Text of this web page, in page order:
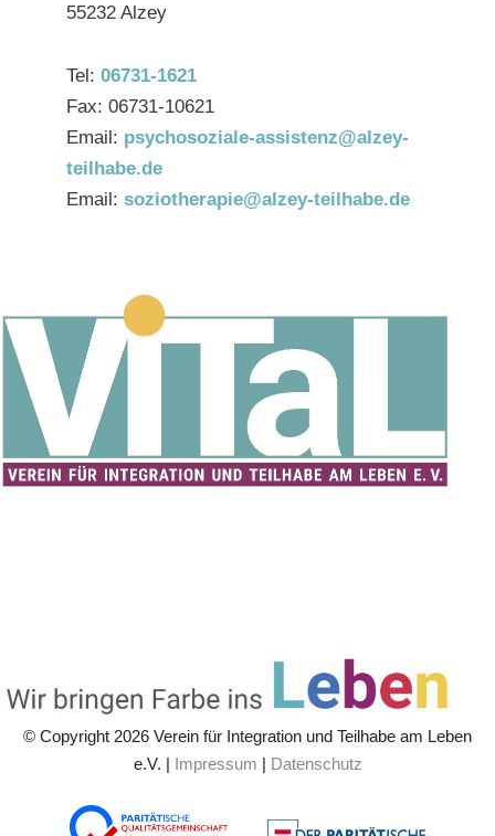
55232 Alzey
Tel: 06731-1621
Fax: 06731-10621
Email: psychosoziale-assistenz@alzey-
teilhabe.de
Email: soziotherapie@alzey-teilhabe.de
© Copyright 2026 Verein für Integration und Teilhabe am Leben
e.V. | Impressum | Datenschutz